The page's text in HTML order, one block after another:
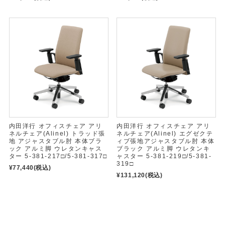
内田洋行 オフィスチェア アリ
ネルチェア(Alinel) トラッド張
地 アジャスタブル肘 本体ブラ
ック アルミ脚 ウレタンキャス
ター 5-381-217□/5-381-317□
¥77,440(税込)
内田洋行 オフィスチェア アリ
ネルチェア(Alinel) エグゼクテ
ィブ張地アジャスタブル肘 本体
ブラック アルミ脚 ウレタンキ
ャスター 5-381-219□/5-381-
319□
¥131,120(税込)